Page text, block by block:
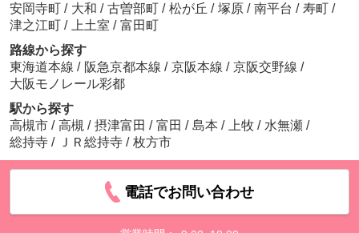
深川勇騎
安岡寺町 / 大和 / 古曽部町 / 松が丘 / 塚原 / 南平台 / 寿町 /
津之江町 / 上土室 / 富田町
路線から探す
東海道本線 / 阪急京都本線 / 京阪本線 / 京阪交野線 /
大阪モノレール彩都
駅から探す
高槻市 / 高槻 / 摂津富田 / 富田 / 島本 / 上牧 / 水無瀬 /
総持寺 / ＪＲ総持寺 / 枚方市
電話でお問い合わせ